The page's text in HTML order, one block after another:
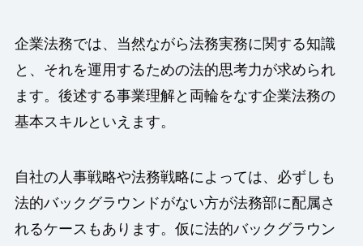
企業法務では、当然ながら法務実務に関する知識
と、それを運用するための法的思考力が求められ
ます。後述する事業理解と両輪をなす企業法務の
基本スキルといえます。
自社の人事戦略や法務戦略によっては、必ずしも
法的バックグラウンドがない方が法務部に配属さ
れるケースもあります。仮に法的バックグラウン